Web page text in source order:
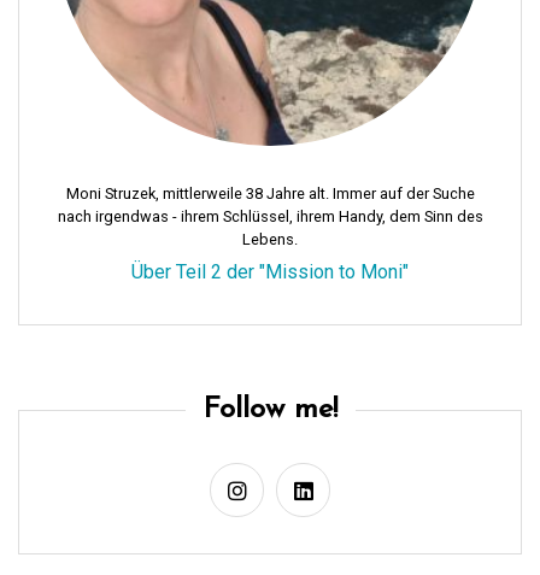
Moni Struzek, mittlerweile 38 Jahre alt. Immer auf der Suche
nach irgendwas - ihrem Schlüssel, ihrem Handy, dem Sinn des
Lebens.
Über Teil 2 der "Mission to Moni"
Follow me!